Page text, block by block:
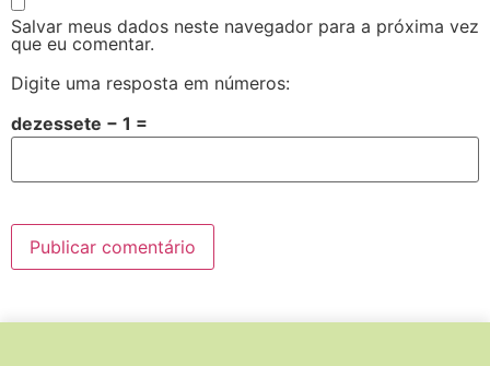
Salvar meus dados neste navegador para a próxima vez
que eu comentar.
Digite uma resposta em números:
dezessete − 1 =